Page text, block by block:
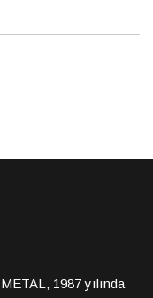
1987 yılında